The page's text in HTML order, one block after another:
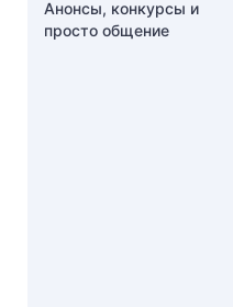
Анонсы, конкурсы и
просто общение